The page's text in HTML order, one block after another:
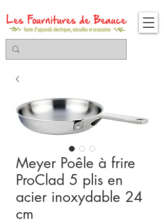
Meyer Poêle à frire
ProClad 5 plis en
acier inoxydable 24
cm